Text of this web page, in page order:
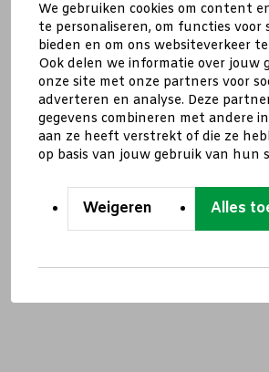
We gebruiken cookies om content
te personaliseren, om functies voor
bieden en om ons websiteverkeer
Ook delen we informatie over jouw
onze site met onze partners voor
adverteren en analyse. Deze
gegevens combineren met andere
aan ze heeft verstrekt of die ze
op basis van jouw gebruik van hun
Weigeren Alles